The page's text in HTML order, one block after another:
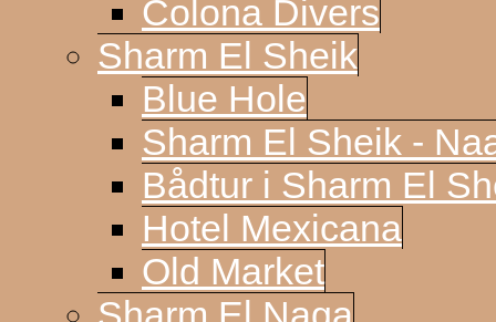
Colona Divers
Sharm El Sheik
Blue Hole
Sharm El Sheik -
Bådtur i Sharm El
Hotel Mexicana
Old Market